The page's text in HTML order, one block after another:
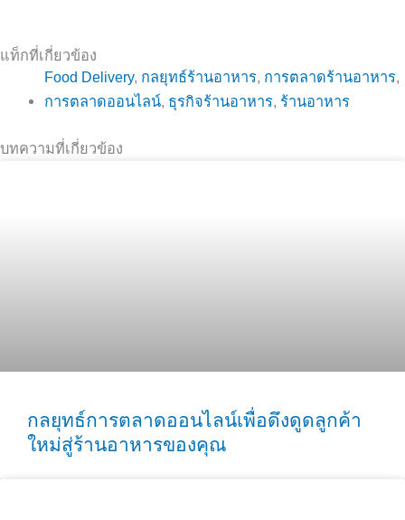
แท็กที่เกี่ยวข้อง
Food Delivery, กลยุทธ์ร้านอาหาร, การตลาดร้านอาหาร,
การตลาดออนไลน์, ธุรกิจร้านอาหาร, ร้านอาหาร
บทความที่เกี่ยวข้อง
กลยุทธ์การตลาดออนไลน์เพื่อดึงดูดลูกค้า
ใหม่สู่ร้านอาหารของคุณ